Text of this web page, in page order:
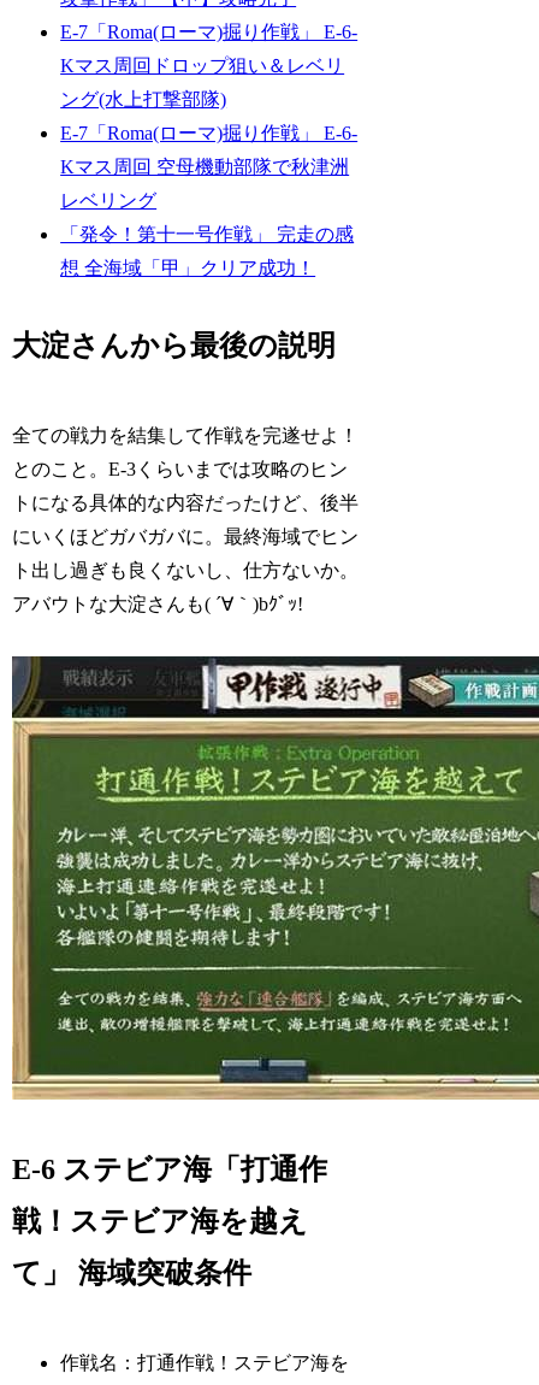
E-7「Roma(ローマ)掘り作戦」 E-6-
Kマス周回ドロップ狙い＆レベリ
ング(水上打撃部隊)
E-7「Roma(ローマ)掘り作戦」 E-6-
Kマス周回 空母機動部隊で秋津洲
レベリング
「発令！第十一号作戦」 完走の感
想 全海域「甲」クリア成功！
大淀さんから最後の説明
全ての戦力を結集して作戦を完遂せよ！
とのこと。E-3くらいまでは攻略のヒン
トになる具体的な内容だったけど、後半
にいくほどガバガバに。最終海域でヒン
ト出し過ぎも良くないし、仕方ないか。
アバウトな大淀さんも( ´∀｀)bｸﾞｯ!
E-6 ステビア海「打通作
戦！ステビア海を越え
て」 海域突破条件
作戦名：打通作戦！ステビア海を